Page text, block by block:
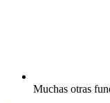
Muchas otras